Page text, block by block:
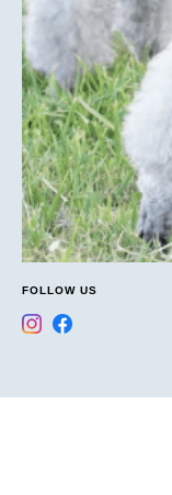
FOLLOW US